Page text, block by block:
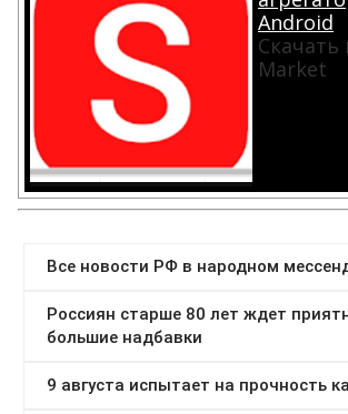
Android
Скачать
Market